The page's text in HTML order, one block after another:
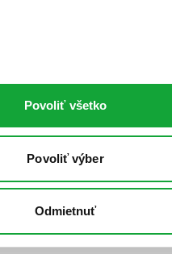
Povoliť všetko
Povoliť výber
Odmietnuť